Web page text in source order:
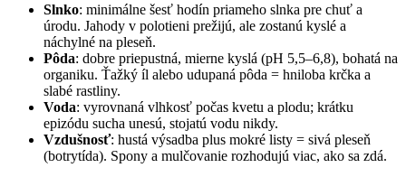
Slnko: minimálne šesť hodín priameho slnka pre chuť a
úrodu. Jahody v polotieni prežijú, ale zostanú kyslé a
náchylné na pleseň.
Pôda: dobre priepustná, mierne kyslá (pH 5,5–6,8), bohatá na
organiku. Ťažký íl alebo udupaná pôda = hniloba krčka a
slabé rastliny.
Voda: vyrovnaná vlhkosť počas kvetu a plodu; krátku
epizódu sucha unesú, stojatú vodu nikdy.
Vzdušnosť: hustá výsadba plus mokré listy = sivá pleseň
(botrytída). Spony a mulčovanie rozhodujú viac, ako sa zdá.